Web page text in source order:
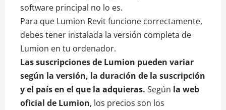
software principal no lo es.
Para que Lumion Revit funcione correctamente,
debes tener instalada la versión completa de
Lumion en tu ordenador.
Las suscripciones de Lumion pueden variar
según la versión, la duración de la suscripción
y el país en el que la adquieras. Según la web
oficial de Lumion, los precios son los